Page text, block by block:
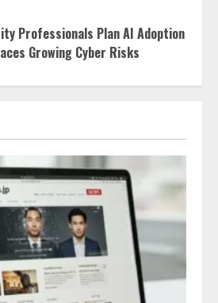
Professionals Plan AI Adoption
Growing Cyber Risks